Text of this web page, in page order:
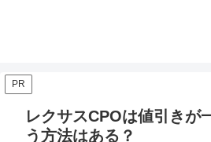
PR
レクサスCPOは値引きが
う方法はある？